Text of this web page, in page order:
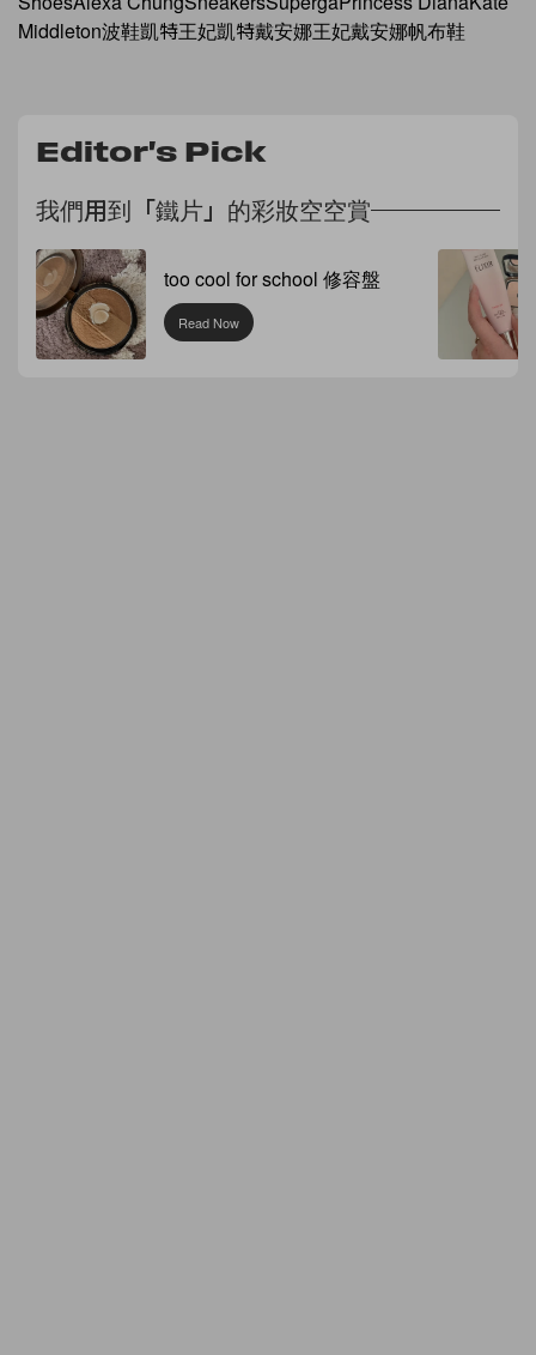
Middleton波鞋凱特王妃凱特戴安娜王妃戴安娜帆布鞋
Editor's Pick
我們用到「鐵片」的彩妝空空賞
too cool for school 修容盤
Read Now